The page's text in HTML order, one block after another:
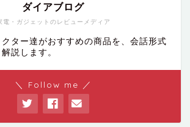
電・ガジェットのレビューメディア
ダイアブログ
ター達がおすすめの商品を、会話形式
説します。
＼ Follow me ／